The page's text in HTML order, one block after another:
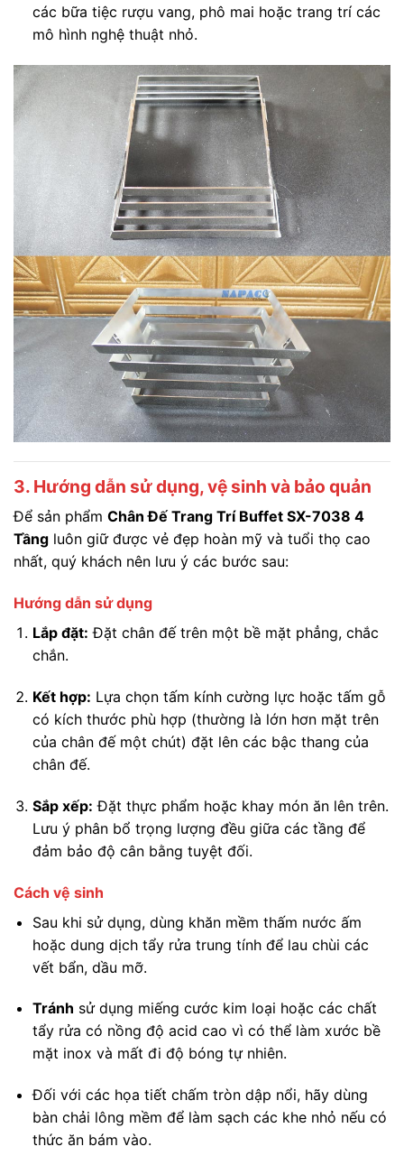
các bữa tiệc rượu vang, phô mai hoặc trang trí các
mô hình nghệ thuật nhỏ.
3. Hướng dẫn sử dụng, vệ sinh và bảo quản
Để sản phẩm Chân Đế Trang Trí Buffet SX-7038 4
Tầng luôn giữ được vẻ đẹp hoàn mỹ và tuổi thọ cao
nhất, quý khách nên lưu ý các bước sau:
Hướng dẫn sử dụng
Lắp đặt: Đặt chân đế trên một bề mặt phẳng, chắc
chắn.
Kết hợp: Lựa chọn tấm kính cường lực hoặc tấm gỗ
có kích thước phù hợp (thường là lớn hơn mặt trên
của chân đế một chút) đặt lên các bậc thang của
chân đế.
Sắp xếp: Đặt thực phẩm hoặc khay món ăn lên trên.
Lưu ý phân bổ trọng lượng đều giữa các tầng để
đảm bảo độ cân bằng tuyệt đối.
Cách vệ sinh
Sau khi sử dụng, dùng khăn mềm thấm nước ấm
hoặc dung dịch tẩy rửa trung tính để lau chùi các
vết bẩn, dầu mỡ.
Tránh sử dụng miếng cước kim loại hoặc các chất
tẩy rửa có nồng độ acid cao vì có thể làm xước bề
mặt inox và mất đi độ bóng tự nhiên.
Đối với các họa tiết chấm tròn dập nổi, hãy dùng
bàn chải lông mềm để làm sạch các khe nhỏ nếu có
thức ăn bám vào.